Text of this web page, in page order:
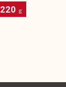
220 g